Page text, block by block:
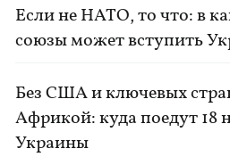
Если не НАТО, то что: в
союзы может вступить
Без США и ключевых
Африкой: куда поедут 18
Украины